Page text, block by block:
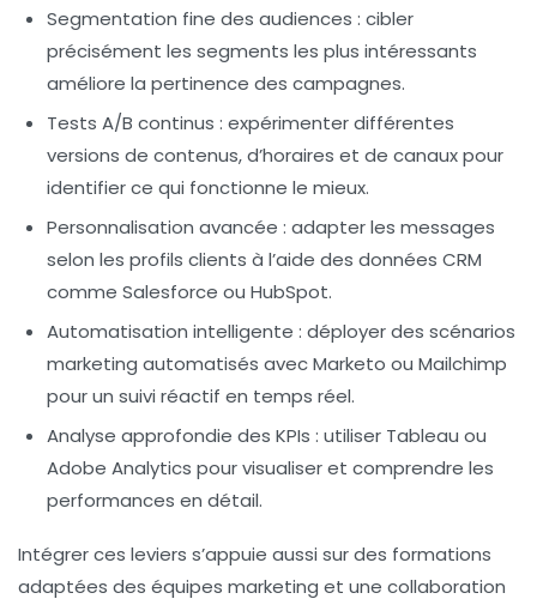
Segmentation fine des audiences : cibler
précisément les segments les plus intéressants
améliore la pertinence des campagnes.
Tests A/B continus : expérimenter différentes
versions de contenus, d’horaires et de canaux pour
identifier ce qui fonctionne le mieux.
Personnalisation avancée : adapter les messages
selon les profils clients à l’aide des données CRM
comme Salesforce ou HubSpot.
Automatisation intelligente : déployer des scénarios
marketing automatisés avec Marketo ou Mailchimp
pour un suivi réactif en temps réel.
Analyse approfondie des KPIs : utiliser Tableau ou
Adobe Analytics pour visualiser et comprendre les
performances en détail.
Intégrer ces leviers s’appuie aussi sur des formations
adaptées des équipes marketing et une collaboration